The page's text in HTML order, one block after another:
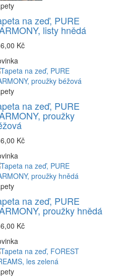
na zeď, PURE
listy hnědá
Kč
na zeď, PURE
proužky
Kč
na zeď, PURE
proužky hnědá
Kč